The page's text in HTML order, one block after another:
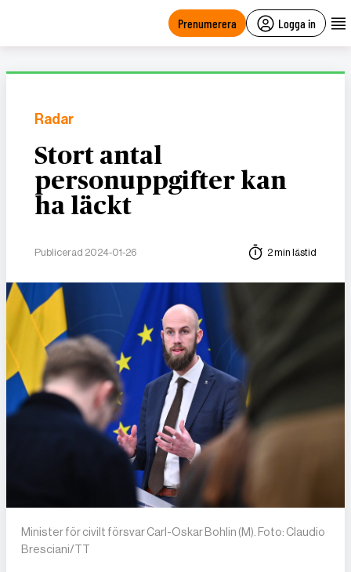
Prenumerera Logga in
Radar
Stort antal
personuppgifter kan
ha läckt
Publicerad 2024-01-26 2 min lästid
Minister för civilt försvar Carl-Oskar Bohlin (M). Foto: Claudio
Bresciani/TT